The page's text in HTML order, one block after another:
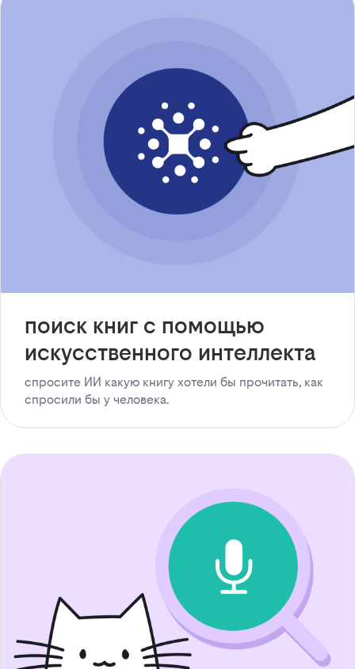
поиск книг с помощью
искусственного интеллекта
спросите ИИ какую книгу хотели бы прочитать, как
спросили бы у человека.